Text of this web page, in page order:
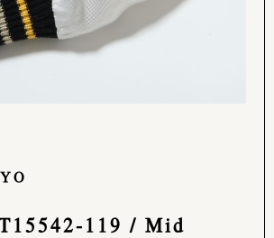
119 / Mid